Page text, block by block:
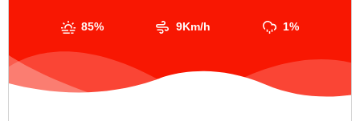
85% 9Km/h 1%